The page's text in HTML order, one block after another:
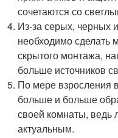
сочетаются со
Из-за серых, черных
необходимо сделать
скрытого монтажа,
больше источников
По мере взросления
больше и больше
своей комнаты, ведь
актуальным.